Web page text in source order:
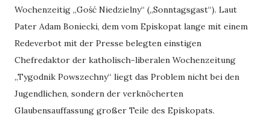
Wochenzeitig „Gość Niedzielny“ („Sonntagsgast“). Laut
Pater Adam Boniecki, dem vom Episkopat lange mit einem
Redeverbot mit der Presse belegten einstigen
Chefredaktor der katholisch-liberalen Wochenzeitung
„Tygodnik Powszechny“ liegt das Problem nicht bei den
Jugendlichen, sondern der verknöcherten
Glaubensauffassung großer Teile des Episkopats.